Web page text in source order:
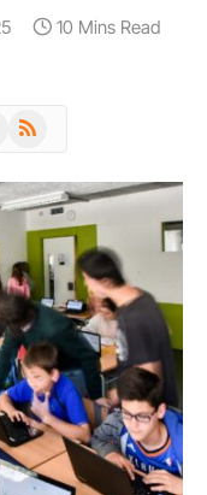
10 Mins Read
RSS